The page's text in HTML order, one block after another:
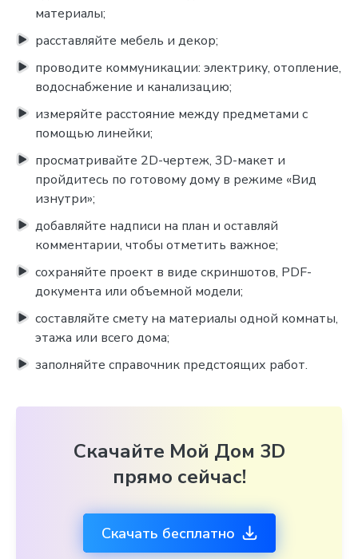
материалы;
расставляйте мебель и декор;
проводите коммуникации: электрику, отопление,
водоснабжение и канализацию;
измеряйте расстояние между предметами с
помощью линейки;
просматривайте 2D-чертеж, 3D-макет и
пройдитесь по готовому дому в режиме «Вид
изнутри»;
добавляйте надписи на план и оставляй
комментарии, чтобы отметить важное;
сохраняйте проект в виде скриншотов, PDF-
документа или объемной модели;
составляйте смету на материалы одной комнаты,
этажа или всего дома;
заполняйте справочник предстоящих работ.
Скачайте Мой Дом 3D
прямо сейчас!
Скачать бесплатно